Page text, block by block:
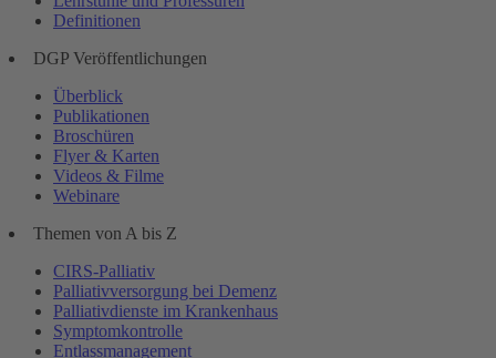
Definitionen
DGP Veröffentlichungen
Überblick
Publikationen
Broschüren
Flyer & Karten
Videos & Filme
Webinare
Themen von A bis Z
CIRS-Palliativ
Palliativversorgung bei Demenz
Palliativdienste im Krankenhaus
Symptomkontrolle
Entlassmanagement